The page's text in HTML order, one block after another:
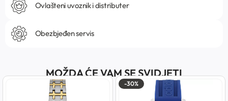
Ovlašteni uvoznik i distributer
Obezbjeđen servis
MOŽDA ĆE VAM SE SVIDJETI
-30%